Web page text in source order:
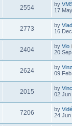
2554 by
17
2773 by
16
2404 by Vio
20
2624 by Vinz
09
2015 by
02 Jun
7206 by
24 Jun